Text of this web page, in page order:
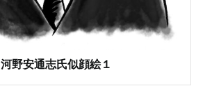
河野安通志氏似顔絵１